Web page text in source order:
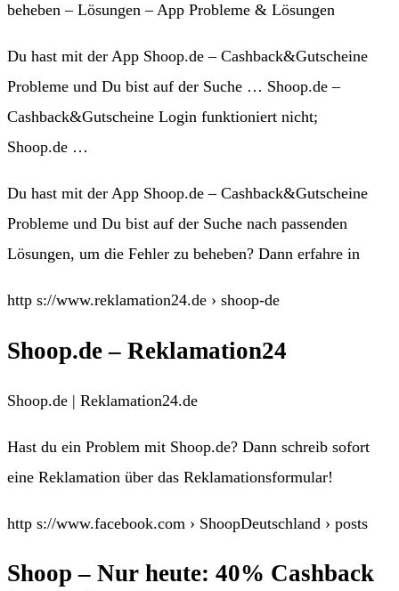
beheben – Lösungen – App Probleme & Lösungen
Du hast mit der App Shoop.de – Cashback&Gutscheine
Probleme und Du bist auf der Suche … Shoop.de –
Cashback&Gutscheine Login funktioniert nicht;
Shoop.de …
Du hast mit der App Shoop.de – Cashback&Gutscheine
Probleme und Du bist auf der Suche nach passenden
Lösungen, um die Fehler zu beheben? Dann erfahre in
http s://www.reklamation24.de › shoop-de
Shoop.de – Reklamation24
Shoop.de | Reklamation24.de
Hast du ein Problem mit Shoop.de? Dann schreib sofort
eine Reklamation über das Reklamationsformular!
http s://www.facebook.com › ShoopDeutschland › posts
Shoop – Nur heute: 40% Cashback